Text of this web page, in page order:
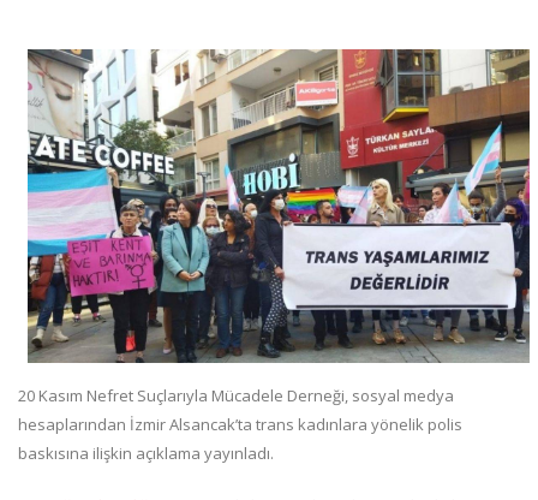
20 Kasım Nefret Suçlarıyla Mücadele Derneği, sosyal medya
hesaplarından İzmir Alsancak’ta trans kadınlara yönelik polis
baskısına ilişkin açıklama yayınladı.